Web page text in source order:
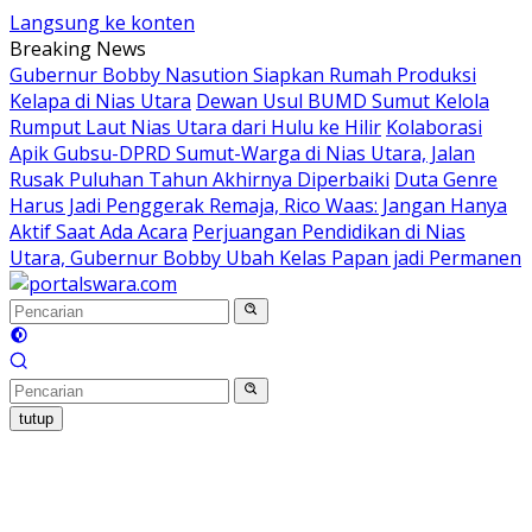
Langsung ke konten
Breaking News
Gubernur Bobby Nasution Siapkan Rumah Produksi
Kelapa di Nias Utara Dewan Usul BUMD Sumut Kelola
Rumput Laut Nias Utara dari Hulu ke Hilir Kolaborasi
Apik Gubsu-DPRD Sumut-Warga di Nias Utara, Jalan
Rusak Puluhan Tahun Akhirnya Diperbaiki Duta Genre
Harus Jadi Penggerak Remaja, Rico Waas: Jangan Hanya
Aktif Saat Ada Acara Perjuangan Pendidikan di Nias
Utara, Gubernur Bobby Ubah Kelas Papan jadi Permanen
tutup